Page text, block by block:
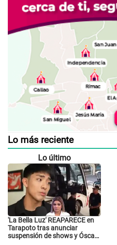
Lo más reciente
Lo último
'La Bella Luz' REAPARECE en
Tarapoto tras anunciar
suspensión de shows y Óscar